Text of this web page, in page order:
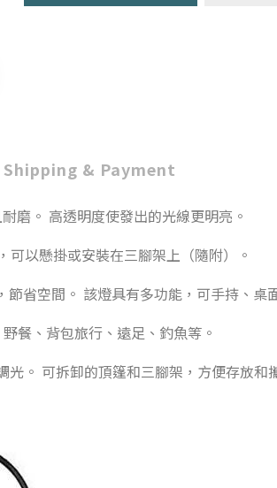
Shipping & Payment
磨。 高透明度使發出的光線更明亮。
可以懸掛或安裝在三腳架上（隨附）。
省空間。 該燈具有多功能，可手持、桌
餐、背包旅行、遠足、釣魚等。
光。 可拆卸的頂篷和三腳架，方便存放和